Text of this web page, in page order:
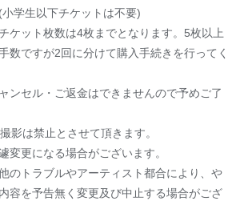
学生以下チケットは不要)
ケット枚数は4枚までとなります。5枚以上
数ですが2回に分けて購入手続きを行ってく
ンセル・ご返金はできませんので予めご了
影は禁止とさせて頂きます。
変更になる場合がございます。
のトラブルやアーティスト都合により、や
容を予告無く変更及び中止する場合がござ